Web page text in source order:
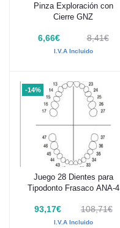
Añadir al carrito
Pinza Exploración con
Cierre GNZ
6,66€ 8,41€
I.V.A Incluido
-14%
Añadir al carrito
Juego 28 Dientes para
Tipodonto Frasaco ANA-4
93,17€ 108,71€
I.V.A Incluido